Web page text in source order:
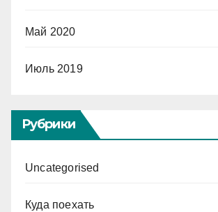
Май 2020
Июль 2019
Рубрики
Uncategorised
Куда поехать